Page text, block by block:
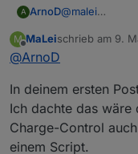
A ArnoD@malei
genauer
als nur zwei.
Hier geht es
Control, mit
wenn ich dich
Nachtrag:
Ich verwende
Homematic.
M
Offline
MaLeischrieb am 9.
zuletzt editiert
@ArnoD
In deinem ersten
Ich dachte das wäre
Charge-Control
einem Script.